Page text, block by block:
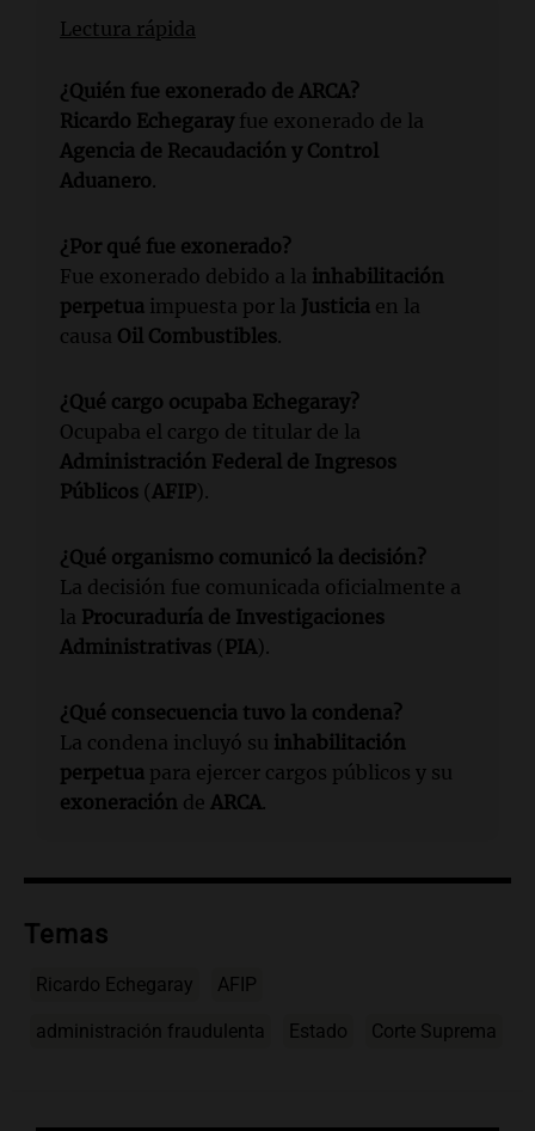
Lectura rápida
¿Quién fue exonerado de ARCA?
Ricardo Echegaray fue exonerado de la
Agencia de Recaudación y Control
Aduanero.
¿Por qué fue exonerado?
Fue exonerado debido a la inhabilitación
perpetua impuesta por la Justicia en la
causa Oil Combustibles.
¿Qué cargo ocupaba Echegaray?
Ocupaba el cargo de titular de la
Administración Federal de Ingresos
Públicos (AFIP).
¿Qué organismo comunicó la decisión?
La decisión fue comunicada oficialmente a
la Procuraduría de Investigaciones
Administrativas (PIA).
¿Qué consecuencia tuvo la condena?
La condena incluyó su inhabilitación
perpetua para ejercer cargos públicos y su
exoneración de ARCA.
Temas
Ricardo Echegaray AFIP
administración fraudulenta Estado Corte Suprema